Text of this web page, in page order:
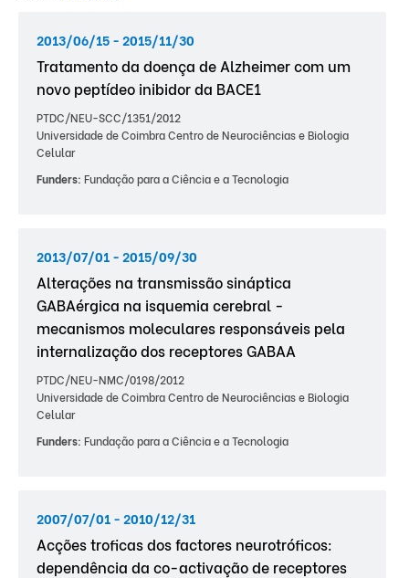
2013/06/15 - 2015/11/30
Tratamento da doença de Alzheimer com um
novo peptídeo inibidor da BACE1
PTDC/NEU-SCC/1351/2012
Universidade de Coimbra Centro de Neurociências e Biologia
Celular
Funders: Fundação para a Ciência e a Tecnologia
2013/07/01 - 2015/09/30
Alterações na transmissão sináptica
GABAérgica na isquemia cerebral -
mecanismos moleculares responsáveis pela
internalização dos receptores GABAA
PTDC/NEU-NMC/0198/2012
Universidade de Coimbra Centro de Neurociências e Biologia
Celular
Funders: Fundação para a Ciência e a Tecnologia
2007/07/01 - 2010/12/31
Acções troficas dos factores neurotróficos:
dependência da co-activação de receptores